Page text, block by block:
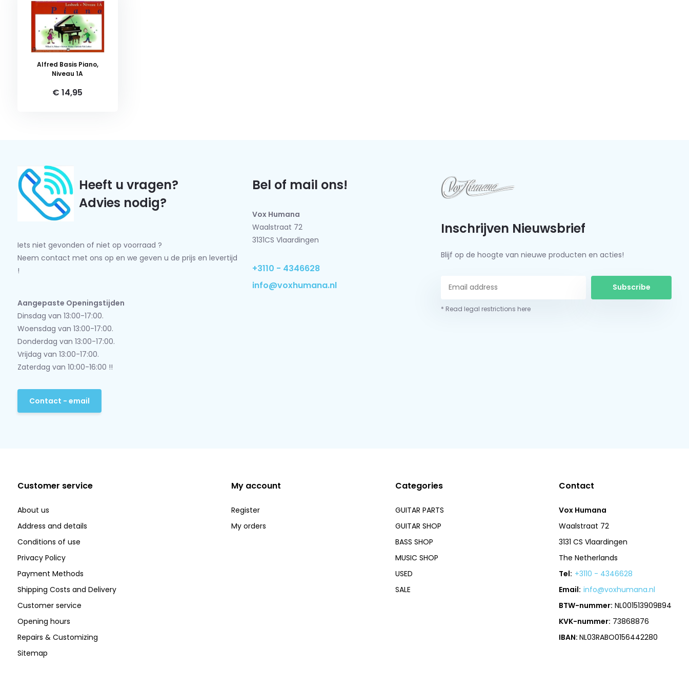
Alfred Basis Piano,
Niveau 1A
€ 14,95
Heeft u vragen?
Advies nodig?
Iets niet gevonden of niet op voorraad ?
Neem contact met ons op en we geven u de prijs en levertijd
!
Aangepaste Openingstijden
Dinsdag van 13:00-17:00.
Woensdag van 13:00-17:00.
Donderdag van 13:00-17:00.
Vrijdag van 13:00-17:00.
Zaterdag van 10:00-16:00 !!
Contact - email
Bel of mail ons!
Vox Humana
Waalstraat 72
3131CS Vlaardingen
+3110 - 4346628
info@voxhumana.nl
Inschrijven Nieuwsbrief
Blijf op de hoogte van nieuwe producten en acties!
Subscribe
* Read legal restrictions here
Customer service
About us
Address and details
Conditions of use
Privacy Policy
Payment Methods
Shipping Costs and Delivery
Customer service
Opening hours
Repairs & Customizing
Sitemap
My account
Register
My orders
Categories
GUITAR PARTS
GUITAR SHOP
BASS SHOP
MUSIC SHOP
USED
SALE
Contact
Vox Humana
Waalstraat 72
3131 CS Vlaardingen
The Netherlands
Tel: +3110 - 4346628
Email: info@voxhumana.nl
BTW-nummer: NL001513909B94
KVK-nummer: 73868876
IBAN:NL03RABO0156442280